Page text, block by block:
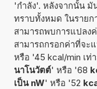
'กำลัง'. หลังจากนั้น มั
ทราบทั้งหมด ในราย
สามารถพบการแปลง
สามารถกรอกค่าที่จะ
หรือ '45 kcal/min เท่
นาโนวัตต์' หรือ '68
เป็น nW' หรือ '52